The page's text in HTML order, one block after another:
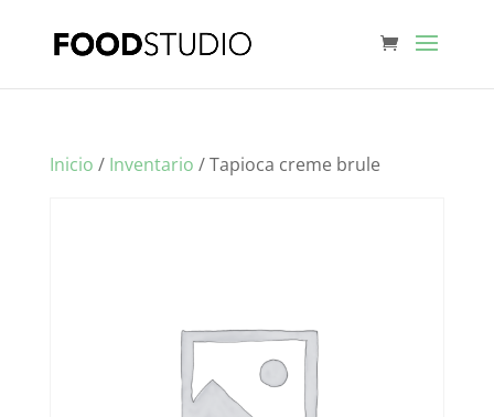
Inicio / Inventario / Tapioca creme brule